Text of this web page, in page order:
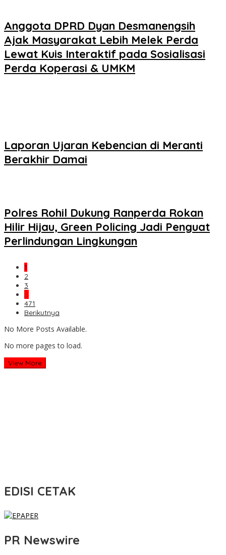
Anggota DPRD Dyan Desmanengsih
Ajak Masyarakat Lebih Melek Perda
Lewat Kuis Interaktif pada Sosialisasi
Perda Koperasi & UMKM
Laporan Ujaran Kebencian di Meranti
Berakhir Damai
Polres Rohil Dukung Ranperda Rokan
Hilir Hijau, Green Policing Jadi Penguat
Perlindungan Lingkungan
1
2
3
…
471
Berikutnya
No More Posts Available.
No more pages to load.
View More
EDISI CETAK
PR Newswire